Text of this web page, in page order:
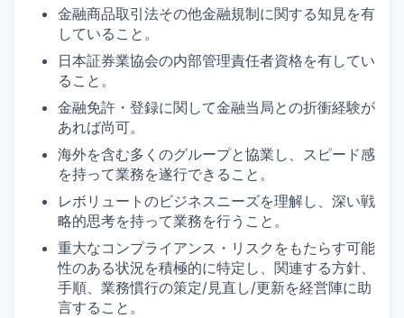
金融商品取引法その他金融規制に関する知見を有
していること。
日本証券業協会の内部管理責任者資格を有してい
ること。
金融免許・登録に関して金融当局との折衝経験が
あれば尚可。
海外を含む多くのグループと協業し、スピード感
を持って業務を遂行できること。
レボリュートのビジネスニーズを理解し、深い戦
略的思考を持って業務を行うこと。
重大なコンプライアンス・リスクをもたらす可能
性のある状況を積極的に特定し、関連する方針、
手順、業務慣行の策定/見直し/更新を経営陣に助
言すること。